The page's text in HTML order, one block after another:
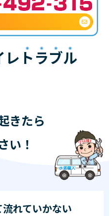
レ トラブル
きたら
い！
流れていかない